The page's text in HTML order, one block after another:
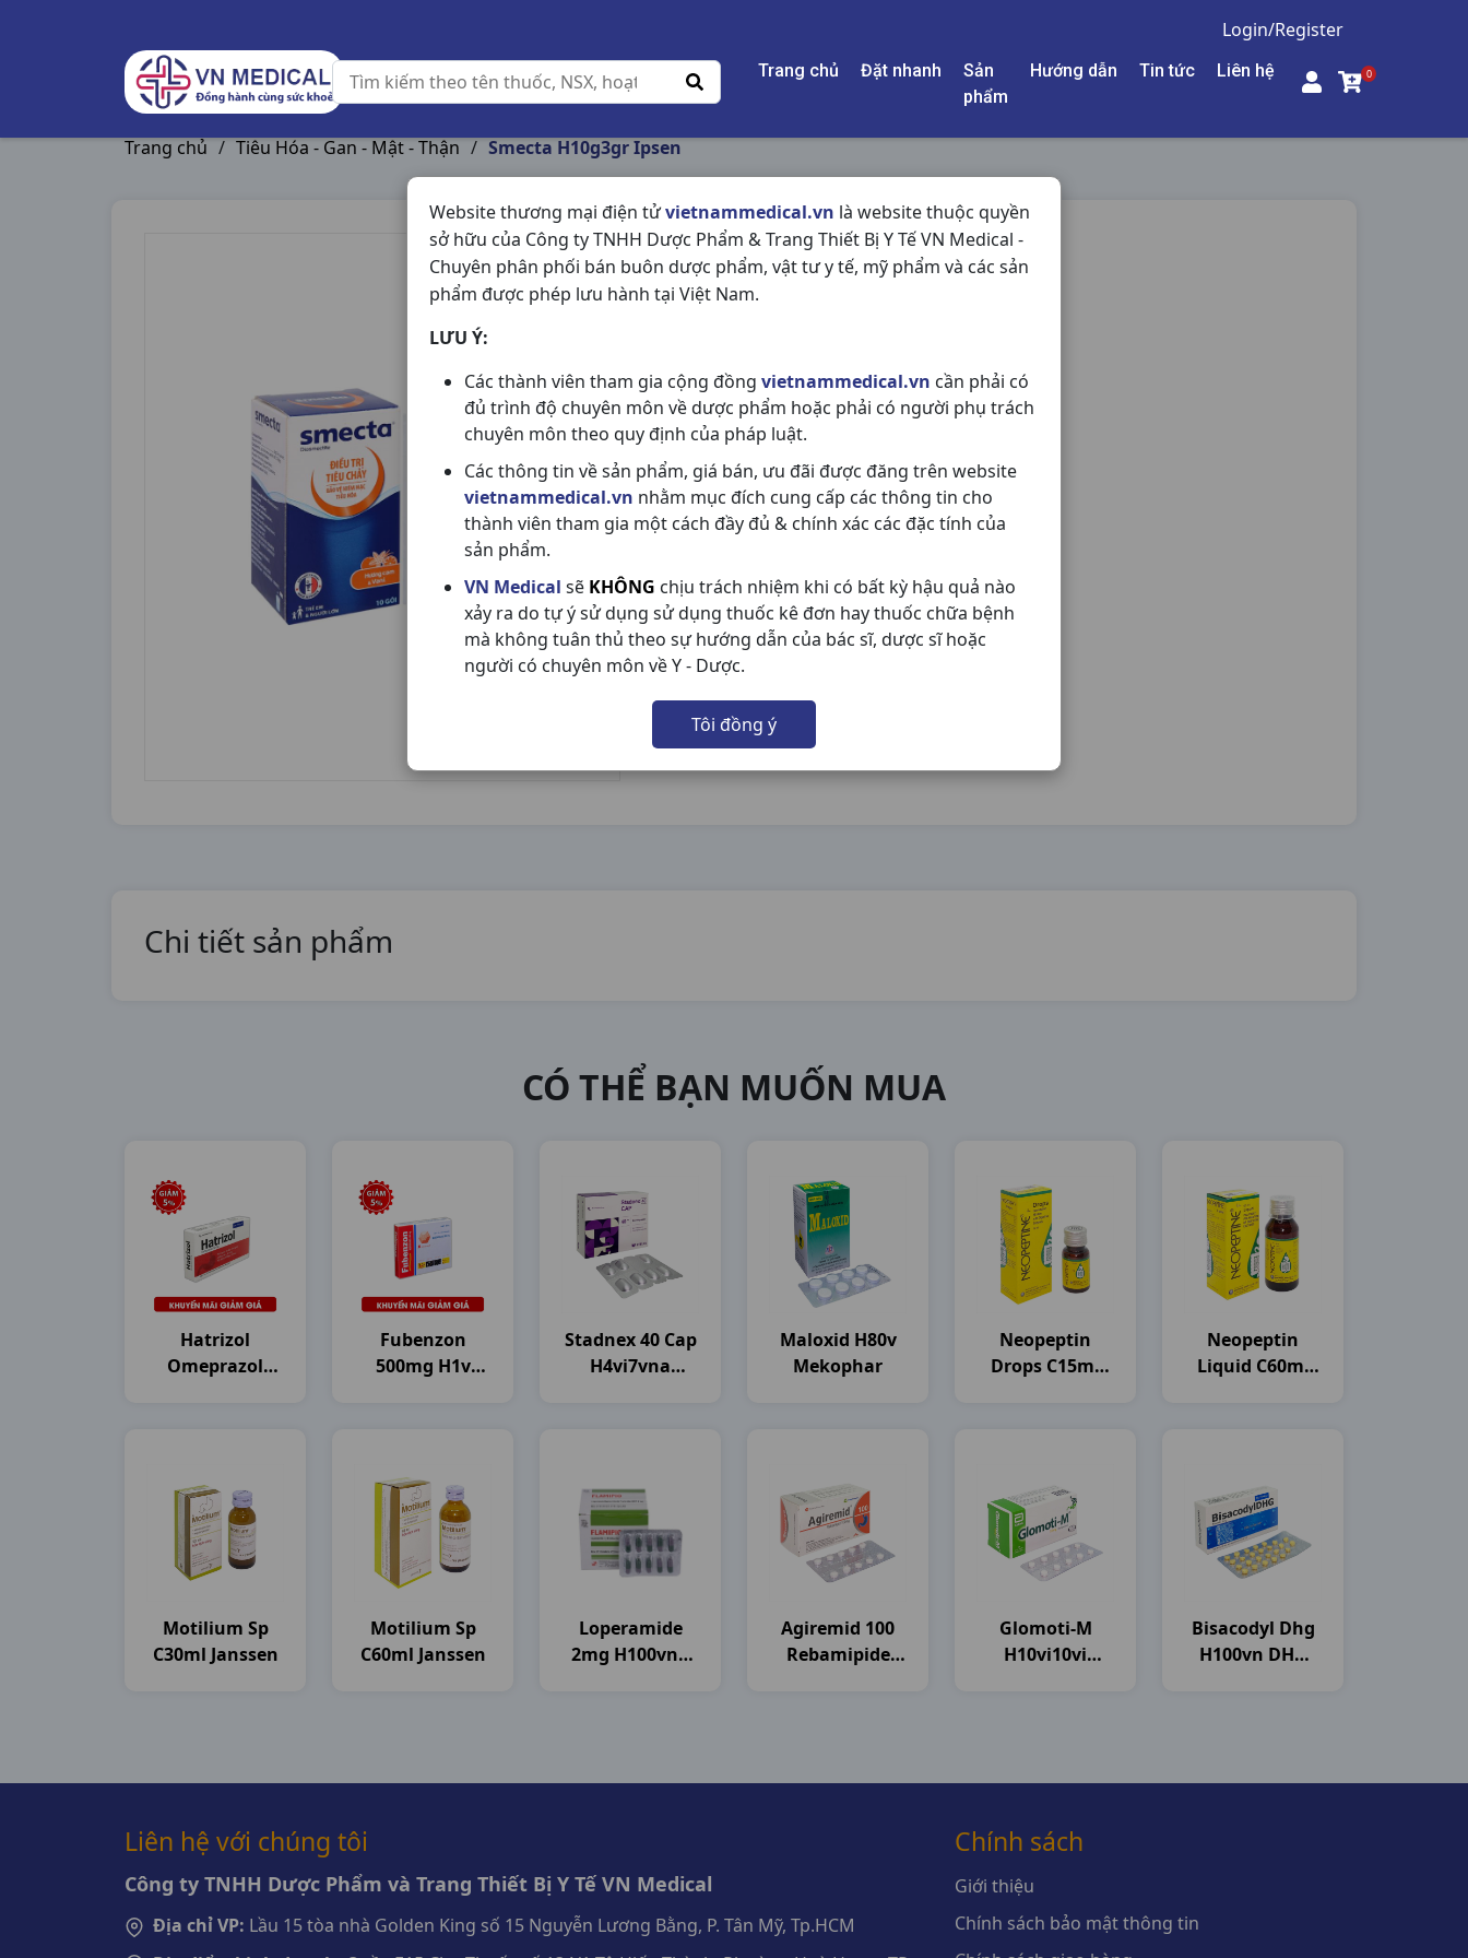
Login/Register
Trang chủ Đặt nhanh
Sản
phẩm
Hướng dẫn Tin tức Liên hệ 0
Website thương mại điện tửvietnammedical.vn là website thuộc quyền
sở hữu của Công ty TNHH Dược Phẩm & Trang Thiết Bị Y Tế VN Medical -
Chuyên phân phối bán buôn dược phẩm, vật tư y tế, mỹ phẩm và các sản
phẩm được phép lưu hành tại Việt Nam.
LƯU Ý:
Các thành viên tham gia cộng đồng vietnammedical.vn cần phải có
đủ trình độ chuyên môn về dược phẩm hoặc phải có người phụ trách
chuyên môn theo quy định của pháp luật.
Các thông tin về sản phẩm, giá bán, ưu đãi được đăng trên website
vietnammedical.vn nhằm mục đích cung cấp các thông tin cho
thành viên tham gia một cách đầy đủ & chính xác các đặc tính của
sản phẩm.
VN Medical sẽ KHÔNG chịu trách nhiệm khi có bất kỳ hậu quả nào
xảy ra do tự ý sử dụng sử dụng thuốc kê đơn hay thuốc chữa bệnh
mà không tuân thủ theo sự hướng dẫn của bác sĩ, dược sĩ hoặc
người có chuyên môn về Y - Dược.
Tôi đồng ý
Trang chủ / Tiêu Hóa - Gan - Mật - Thận / Smecta H10g3gr Ipsen
SMECTA H10G3GR IPSEN
NSX:Ipsen
Chia sẻ qua mạng xã hội:
Chi tiết sản phẩm
CÓ THỂ BẠN MUỐN MUA
Hatrizol
Omeprazol
Fubenzon
500mg H1v
Stadnex 40 Cap
H4vi7vna
Maloxid H80v
Mekophar
Neopeptin
Drops C15ml
Neopeptin
Liquid C60ml
Motilium Sp
C30ml Janssen
Motilium Sp
C60ml Janssen
Loperamide
2mg H100vna
Agiremid 100
Rebamipide
Glomoti-M
H10vi10vi
Bisacodyl Dhg
H100vn DHG
Liên hệ với chúng tôi
Công ty TNHH Dược Phẩm và Trang Thiết Bị Y Tế VN Medical
Địa chỉ VP: Lầu 15 tòa nhà Golden King số 15 Nguyễn Lương Bằng, P. Tân Mỹ, Tp.HCM
Chính sách
Giới thiệu
Chính sách bảo mật thông tin